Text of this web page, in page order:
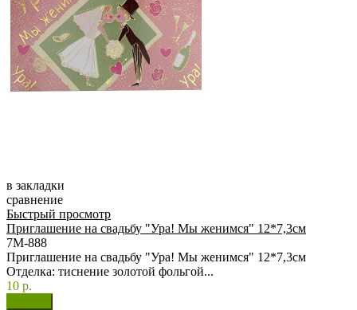
в закладки
сравнение
Быстрый просмотр
Приглашение на свадьбу "Ура! Мы женимся" 12*7,3см
7М-888
Приглашение на свадьбу "Ура! Мы женимся" 12*7,3см
Отделка: тиснение золотой фольгой...
10 р.